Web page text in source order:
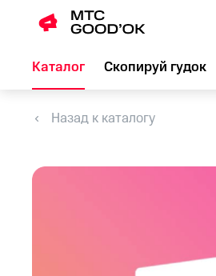
Каталог Скопируй гудок
Назад к каталогу